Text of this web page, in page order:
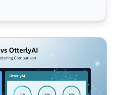
funkcí a cen